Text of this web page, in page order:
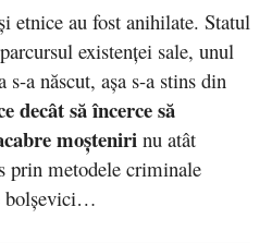
etnice au fost anihilate. Statul
existenţei sale, unul
a născut, aşa s-a stins din
decât să încerce să
moşteniri nu atât
prin metodele criminale
bolşevici…